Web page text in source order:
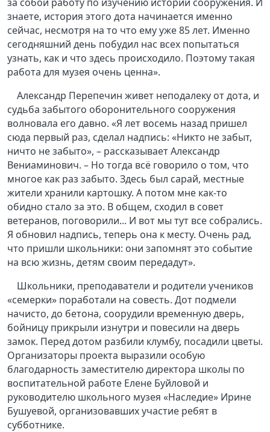
знаете, история этого дота начинается именно
сейчас, несмотря на то что ему уже 85 лет. Именно
сегодняшний день побудил нас всех попытаться
узнать, как и что здесь происходило. Поэтому такая
работа для музея очень ценна».
Александр Перепечин живет неподалеку от дота, и
судьба забытого оборонительного сооружения
волновала его давно. «Я лет восемь назад пришел
сюда первый раз, сделал надпись: «Никто не забыт,
ничто не забыто», – рассказывает Александр
Вениаминович. – Но тогда всё говорило о том, что
многое как раз забыто. Здесь был сарай, местные
жители хранили картошку. А потом мне как-то
обидно стало за это. В общем, сходил в совет
ветеранов, поговорили... И вот мы тут все собрались.
Я обновил надпись, теперь она к месту. Очень рад,
что пришли школьники: они запомнят это событие
на всю жизнь, детям своим передадут».
Школьники, преподаватели и родители учеников
«семерки» поработали на совесть. Дот подмели
начисто, до бетона, соорудили временную дверь,
бойницу прикрыли изнутри и повесили на дверь
замок. Перед дотом разбили клумбу, посадили цветы.
Организаторы проекта выразили особую
благодарность заместителю директора школы по
воспитательной работе Елене Буйловой и
руководителю школьного музея «Наследие» Ирине
Бушуевой, организовавших участие ребят в
субботнике.